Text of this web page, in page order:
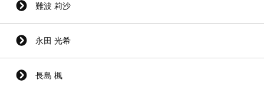
難波 莉沙
永田 光希
長島 楓